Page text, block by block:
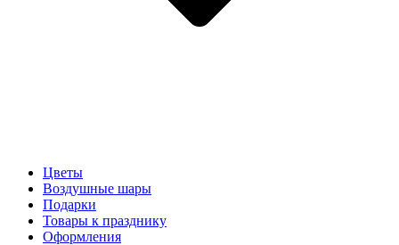
Цветы
Воздушные шары
Подарки
Товары к празднику
Оформления